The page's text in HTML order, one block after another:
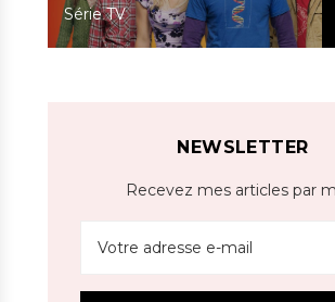
Série TV
NEWSLETTER
Recevez mes articles par